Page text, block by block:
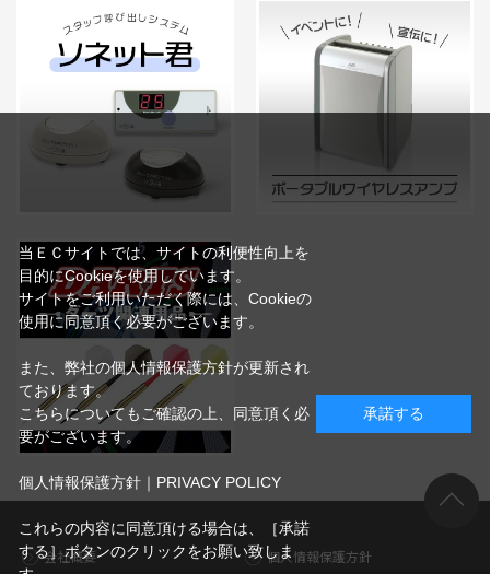
会社概要 個人情報保護方針
当ＥＣサイトでは、サイトの利便性向上を
目的にCookieを使用しています。
サイトをご利用いただく際には、Cookieの
使用に同意頂く必要がございます。
また、弊社の個人情報保護方針が更新され
ております。
こちらについてもご確認の上、同意頂く必
要がございます。
個人情報保護方針｜PRIVACY POLICY
これらの内容に同意頂ける場合は、［承諾
する］ボタンのクリックをお願い致しま
承諾する